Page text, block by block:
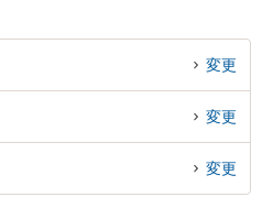
変更
変更
変更